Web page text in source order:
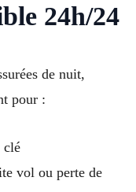
24h/24
de nuit,
pour :
clé
vol ou perte de